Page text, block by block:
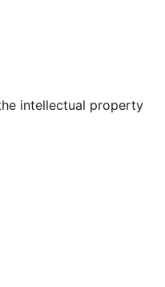
de YouTube
Tumblr account
intellectual property